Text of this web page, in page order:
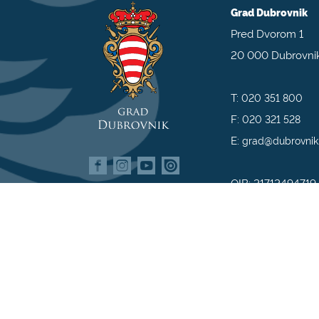
Grad Dubrovnik
Pred Dvorom 1
20 000
T:020 351 800
F:020 321 528
E:
OIB: 21712494719